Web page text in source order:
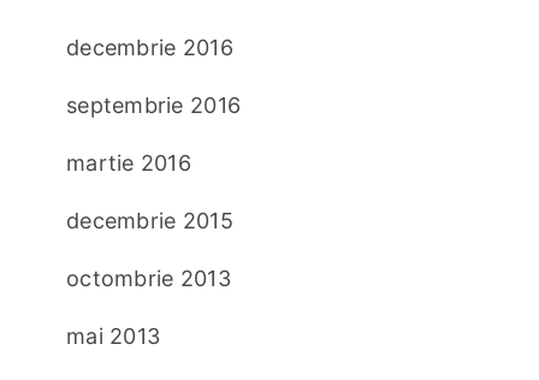
decembrie 2016
septembrie 2016
martie 2016
decembrie 2015
octombrie 2013
mai 2013